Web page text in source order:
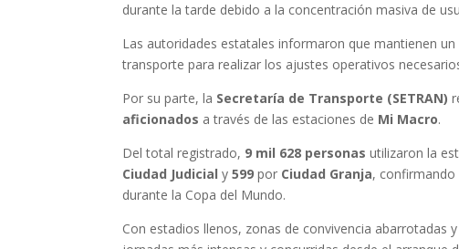
durante la tarde debido a la concentración masiva de
Las autoridades estatales informaron que mantienen
transporte para realizar los ajustes operativos
Por su parte, la Secretaría de Transporte (SETRAN)
aficionados a través de las estaciones de Mi Macro.
Del total registrado, 9 mil 628 personas utilizaron la
Ciudad Judicial y599 por Ciudad Granja, confirmando
durante la Copa del Mundo.
Con estadios llenos, zonas de convivencia abarrotadas